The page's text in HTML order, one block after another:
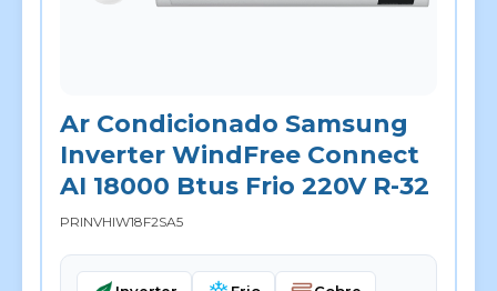
Ar Condicionado Samsung
Inverter WindFree Connect
AI 18000 Btus Frio 220V R-32
PRINVHIW18F2SA5